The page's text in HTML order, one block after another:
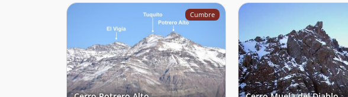
Cumbre